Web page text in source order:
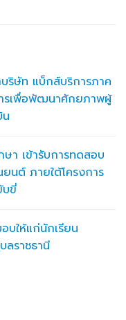
ริษัท แบ็กส์บริการภาค
รเพื่อพัฒนาศักยภาพผู้
า เข้ารับการทดสอบ
นต์ ภายใต้โครงการ
บขี่
บให้แก่นักเรียน
ราชธานี